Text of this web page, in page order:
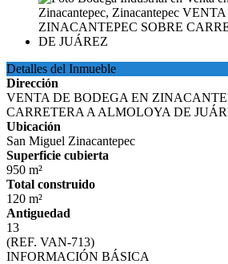
Detalles del Inmueble
Dirección
VENTA DE BODEGA EN
CARRETERA A ALMOLOYA DE
Ubicación
San Miguel Zinacantepec
Superficie cubierta
950 m²
Total construido
120 m²
Antiguedad
13
(REF. VAN-713)
INFORMACIÓN BÁSICA